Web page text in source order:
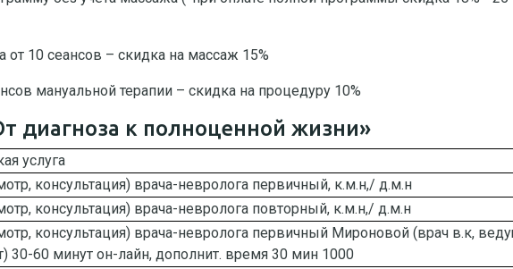
10 сеансов – скидка на массаж 15%
мануальной терапии – скидка на процедуру 10%
диагноза к полноценной жизни»
услуга
консультация) врача-невролога первичный, к.м.н,/ д.м.н
консультация) врача-невролога повторный, к.м.н,/ д.м.н
консультация) врача-невролога первичный Мироновой (врач в.к,
30-60 минут он-лайн, дополнит. время 30 мин 1000